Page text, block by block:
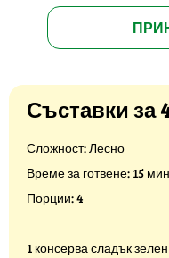
Съставки за
Сложност: Лесно
Време за готвене: 15
Порции: 4
1 консерва сладък